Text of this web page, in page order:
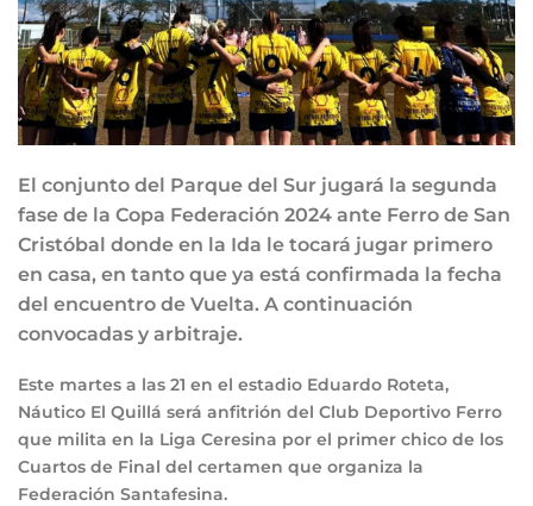
El conjunto del Parque del Sur jugará la segunda
fase de la Copa Federación 2024 ante Ferro de San
Cristóbal donde en la Ida le tocará jugar primero
en casa, en tanto que ya está confirmada la fecha
del encuentro de Vuelta. A continuación
convocadas y arbitraje.
Este martes a las 21 en el estadio Eduardo Roteta,
Náutico El Quillá será anfitrión del Club Deportivo Ferro
que milita en la Liga Ceresina por el primer chico de los
Cuartos de Final del certamen que organiza la
Federación Santafesina.